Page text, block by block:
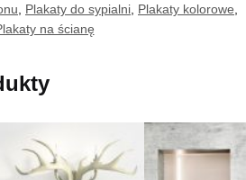
Plakaty do sypialni Plakaty kolorowe
na ścianę